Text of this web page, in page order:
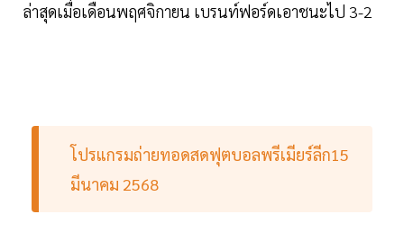
ล่าสุดเมื่อเดือนพฤศจิกายน เบรนท์ฟอร์ดเอาชนะไป 3-2
โปรแกรมถ่ายทอดสดฟุตบอลพรีเมียร์ลีก15
มีนาคม 2568